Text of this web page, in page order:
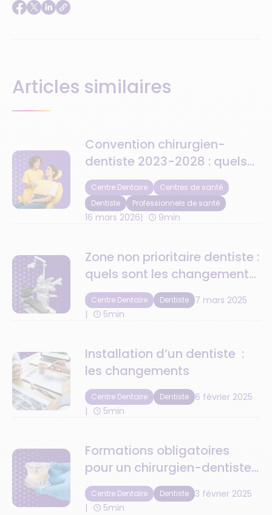
Articles similaires
Convention chirurgien-
dentiste 2023-2028 : quels
changements concrets pour
votre cabinet ?
Centre Dentaire
Centres de santé
Dentiste
Professionnels de santé
16 mars 2026 9min
Zone non prioritaire dentiste :
quels sont les changements
en 2025 ?
Centre Dentaire Dentiste
7 mars 2025
5min
Installation d’un dentiste :
les changements
Centre Dentaire Dentiste
6 février 2025
5min
Formations obligatoires
pour un chirurgien-dentiste
en 2025
Centre Dentaire Dentiste 3 février 2025
5min